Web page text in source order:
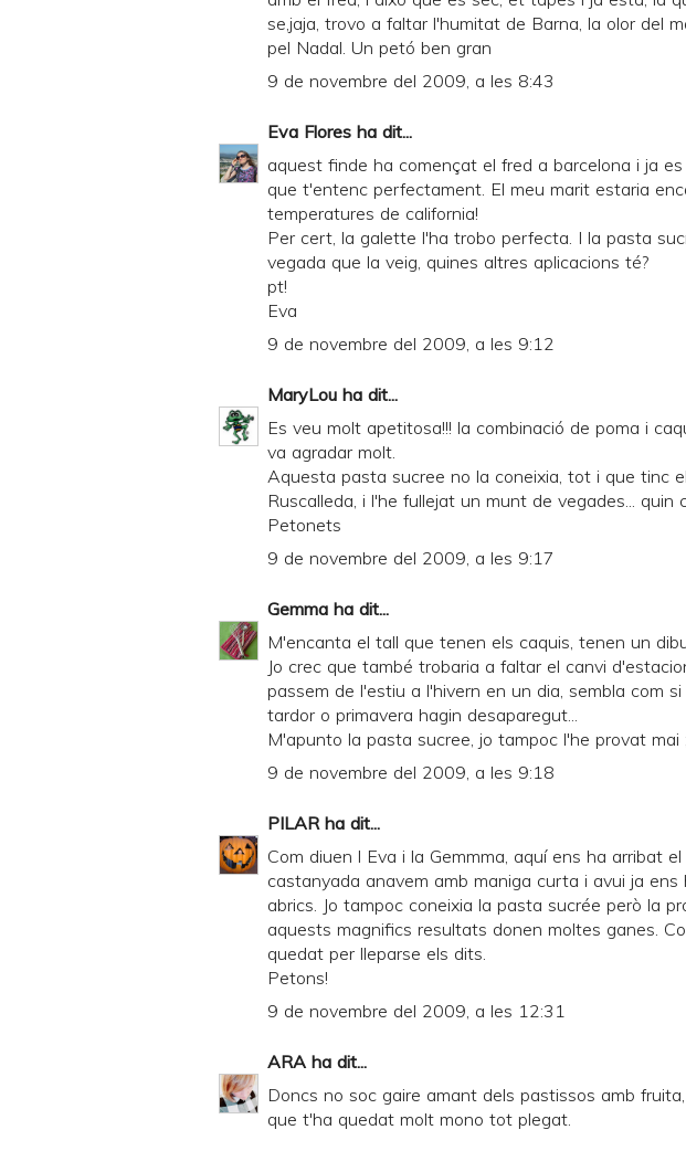
n
d
n
d
P
D
se,jaja, trovo a faltar l'humitat de Barna, la olor del
pel Nadal. Un petó ben gran
9 de novembre del 2009, a les 8:43
Eva Flores ha dit...
aquest finde ha començat el fred a barcelona i ja
que t'entenc perfectament. El meu marit estaria
temperatures de california!
Per cert, la galette l'ha trobo perfecta. I la pasta
vegada que la veig, quines altres aplicacions té?
pt!
Eva
9 de novembre del 2009, a les 9:12
MaryLou ha dit...
Es veu molt apetitosa!!! la combinació de poma i
va agradar molt.
Aquesta pasta sucree no la coneixia, tot i que tinc
Ruscalleda, i l'he fullejat un munt de vegades... quin
Petonets
9 de novembre del 2009, a les 9:17
Gemma ha dit...
M'encanta el tall que tenen els caquis, tenen un
Jo crec que també trobaria a faltar el canvi
passem de l'estiu a l'hivern en un dia, sembla com
tardor o primavera hagin desaparegut...
M'apunto la pasta sucree, jo tampoc l'he provat mai
9 de novembre del 2009, a les 9:18
PILARha dit...
Com diuen l Eva i la Gemmma, aquí ens ha arribat
castanyada anavem amb maniga curta i avui ja ens
abrics. Jo tampoc coneixia la pasta sucrée però la
aquests magnifics resultats donen moltes ganes.
quedat per lleparse els dits.
Petons!
9 de novembre del 2009, a les 12:31
ARA ha dit...
Doncs no soc gaire amant dels pastissos amb
que t'ha quedat molt mono tot plegat.